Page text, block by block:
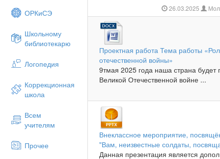
ОРКиСЭ
Школьному
библиотекарю
Логопедия
Коррекционная
школа
Всем
учителям
Прочее
26.03.2025
Проектная работа Тема работы
отечественной войны»
9тмая 2025 года наша страна
Великой Отечественной войне ...
Внеклассное мероприятие,
"Вам, неизвестные солдаты,
Данная презентация является